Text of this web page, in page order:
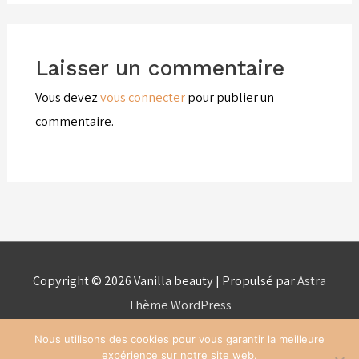
Laisser un commentaire
Vous devezvous connecterpour publier un
commentaire.
Copyright © 2026Vanilla beauty| Propulsé parAstra
Thème WordPress
Nous utilisons des cookies pour vous garantir la meilleure
expérience sur notre site web.